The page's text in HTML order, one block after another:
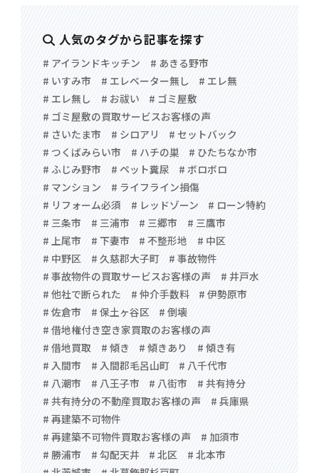
人気のタグから記事を探す
# アイランドキッチン
# あきる野市
# いすみ市
# エレベーター無し
# エレ無
# エレ無し
# お祓い
# ゴミ屋敷
# ゴミ屋敷の買取サービスお客様の声
# さいたま市
# シロアリ
# セットバック
# つくばみらい市
# ハチの巣
# ひたちなか市
# ふじみ野市
# ペット糞尿
# ボロボロ
# マンション
# ライフライン損傷
# リフォーム必須
# レッドゾーン
# ローン特約
# 三条市
# 三浦市 # 三郷市
# 三鷹市
# 上尾市
# 下妻市 # 不整形地
# 中区
# 中野区
# 久慈郡大子町
# 事故物件
# 事故物件の買取サービスお客様の声
# 井戸水
# 他社で断られた
# 仲介手数料
# 伊勢原市
# 佐倉市
# 保土ヶ谷区
# 倒壊
# 借地権付き空き家買取のお客様の声
# 借地買取
# 傾き # 傾きあり
# 傾き有
# 入間市
# 入間郡毛呂山町
# 八千代市
# 八潮市
# 八王子市 # 八街市
# 共有持分
# 共有持分の不動産買取お客様の声
# 兵庫県
# 再建築不可物件
# 再建築不可物件買取お客様の声
# 加須市
# 勝浦市
# 勾配天井 # 北区
# 北本市